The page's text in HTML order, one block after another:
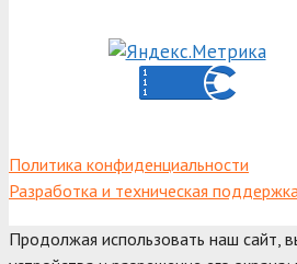
Политика конфиденциальности
Разработка и техническая
Продолжая использовать наш сайт,